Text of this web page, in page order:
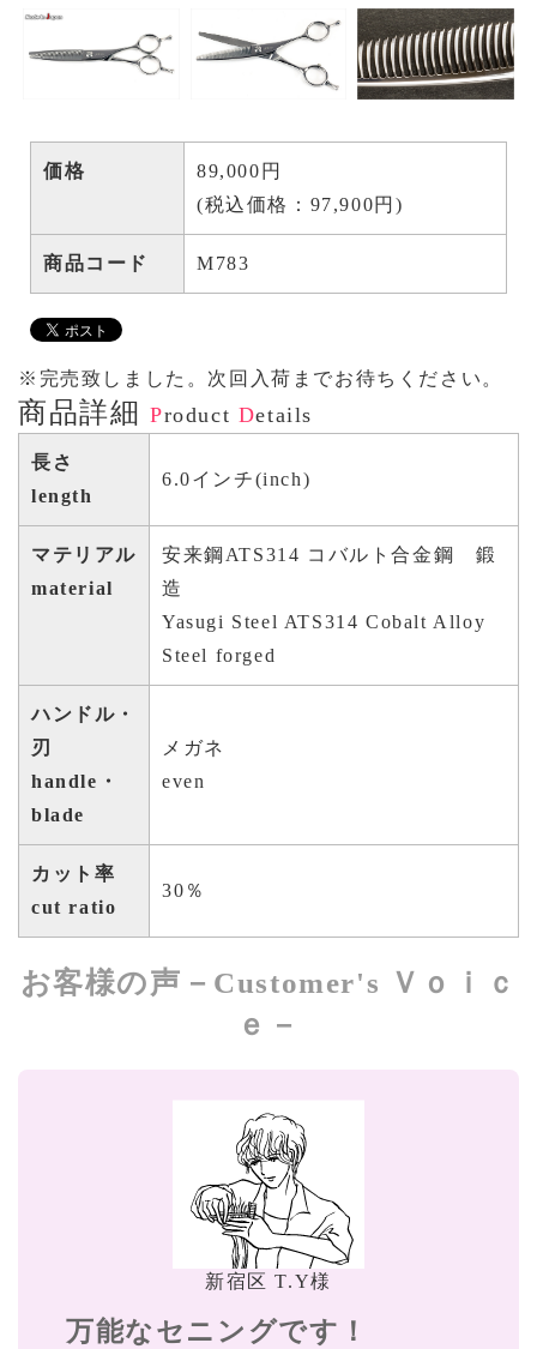
価格
89,000円
(税込価格：97,900円)
商品コード M783
※完売致しました。次回入荷までお待ちください。
商品詳細 Product Details
長さ
length
6.0インチ(inch)
マテリアル
material
安来鋼ATS314 コバルト合金鋼 鍛
造
Yasugi Steel ATS314 Cobalt Alloy
Steel forged
ハンドル・
刃
handle・
blade
メガネ
even
カット率
cut ratio
30％
お客様の声－Customer's Ｖｏｉｃ
ｅ－
新宿区 T.Y様
万能なセニングです！